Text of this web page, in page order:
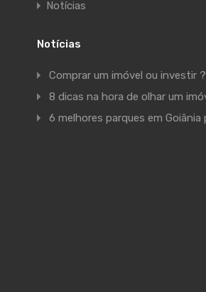
Notícias
Notícias
Comprar um imóvel ou investir ?
8 dicas na hora de olhar um
6 melhores parques em Goiânia